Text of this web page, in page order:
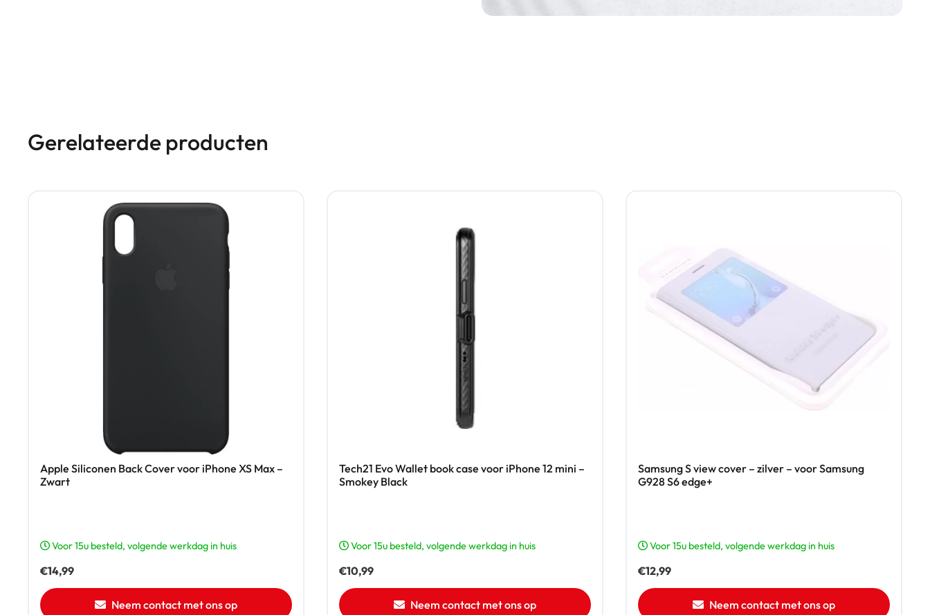
Gerelateerde producten
Apple Siliconen Back Cover voor iPhone XS Max –
Zwart
Voor 15u besteld, volgende werkdag in huis
€14,99
Neem contact met ons op
Tech21 Evo Wallet book case voor iPhone 12 mini –
Smokey Black
Voor 15u besteld, volgende werkdag in huis
€10,99
Neem contact met ons op
Samsung S view cover – zilver – voor Samsung
G928 S6 edge+
Voor 15u besteld, volgende werkdag in huis
€12,99
Neem contact met ons op